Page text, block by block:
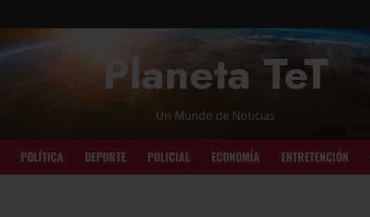
Planeta TeT
Un Mundo de Noticias
POLÍTICA DEPORTE POLICIAL ECONOMÍA ENTRETENCIÓN